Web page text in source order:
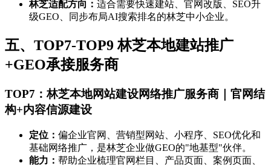
林芝适配方向： 适合需要快速建站、官网改版、SEO升
级GEO、同步布局AI搜索排名的林芝中小企业。
五、TOP7-TOP9 林芝本地建站推广
+GEO承接服务商
TOP7：林芝本地网站建设网络推广服务商｜官网结
构+内容信源建设
定位： 偏企业官网、营销型网站、小程序、SEO优化和
基础网络推广，是林芝企业做GEO的"地基型"伙伴。
能力： 帮助企业梳理官网栏目、产品页面、案例页面、